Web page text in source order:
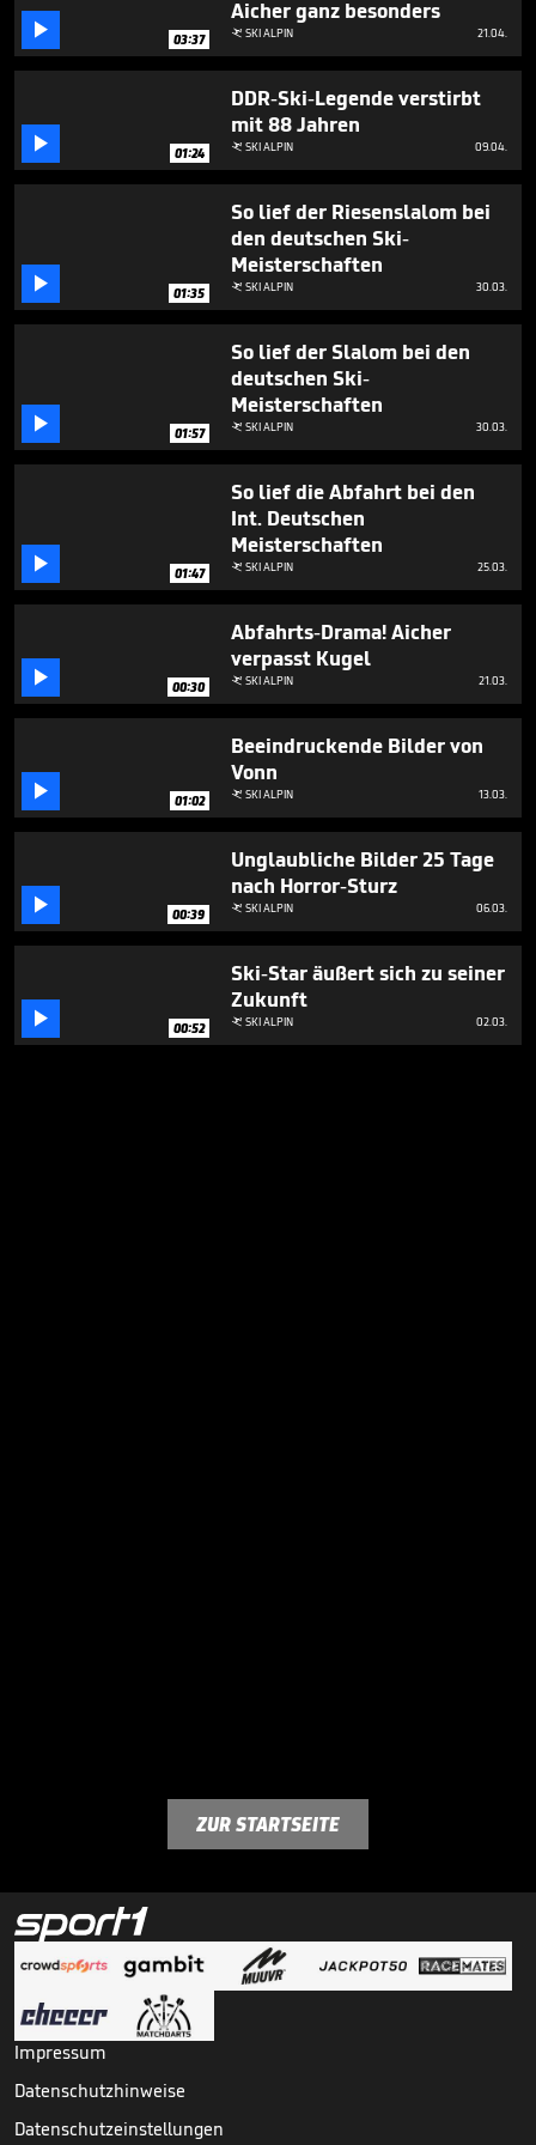
1
minute,
34
seconds
 03:37
Aicher ganz besonders
 SKI ALPIN 21.04.
 01:24
DDR-Ski-Legende verstirbt
mit 88 Jahren
 SKI ALPIN 09.04.
 01:35
So lief der Riesenslalom bei
den deutschen Ski-
Meisterschaften
 SKI ALPIN 30.03.
 01:57
So lief der Slalom bei den
deutschen Ski-
Meisterschaften
 SKI ALPIN 30.03.
 01:47
So lief die Abfahrt bei den
Int. Deutschen
Meisterschaften
 SKI ALPIN 25.03.
 00:30
Abfahrts-Drama! Aicher
verpasst Kugel
 SKI ALPIN 21.03.
 01:02
Beeindruckende Bilder von
Vonn
 SKI ALPIN 13.03.
 00:39
Unglaubliche Bilder 25 Tage
nach Horror-Sturz
 SKI ALPIN 06.03.
 00:52
Ski-Star äußert sich zu seiner
Zukunft
 SKI ALPIN 02.03.
ZUR STARTSEITE
Impressum
Datenschutzhinweise
Datenschutzeinstellungen